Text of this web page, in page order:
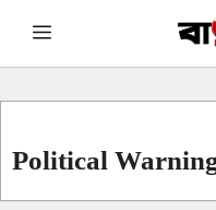
Skip Menu
Political